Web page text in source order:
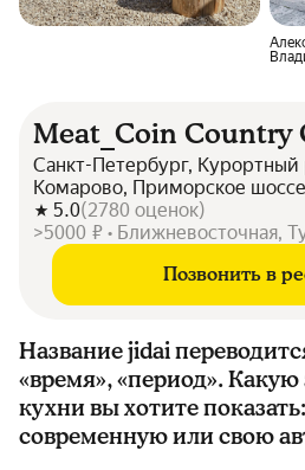
Meat_Coin Country
Санкт-Петербург, Курортный
Комарово, Приморское
5.0(2780 оценок)
>5000 ₽ • Ближневосточная,
Позвонить в
Название jidai
«время», «период».
кухни вы хотите
современную или свою